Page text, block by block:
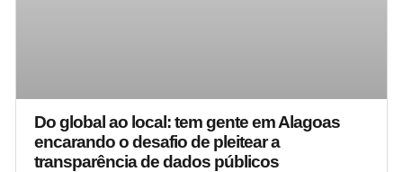
Do global ao local: tem gente em Alagoas
encarando o desafio de pleitear a
transparência de dados públicos